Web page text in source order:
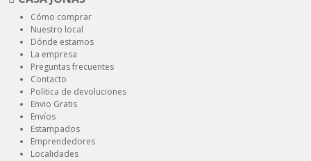
Cómo comprar
Nuestro local
Dónde estamos
La empresa
Preguntas frecuentes
Contacto
Política de devoluciones
Envio Gratis
Envíos
Estampados
Emprendedores
Localidades